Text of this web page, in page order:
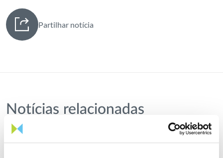
Partilhar notícia
Notícias relacionadas